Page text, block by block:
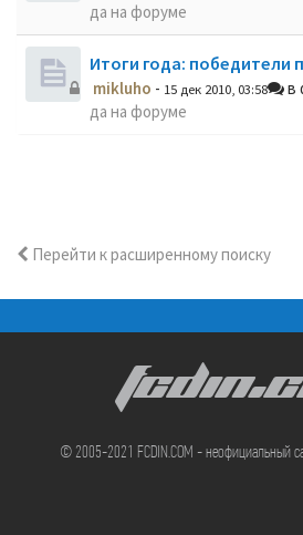
да на форуме
Итоги года: победители
mikluho - 15 дек 2010, 03:58 в
да на форуме
Перейти к расширенному поиску
© 2005-2021 FCDIN.COM - неофициальный